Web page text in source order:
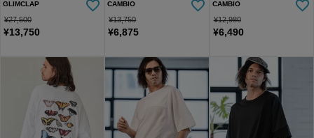
GLIMCLAP
¥27,500
¥13,750
CAMBIO
¥13,750
¥6,875
CAMBIO
¥12,980
¥6,490